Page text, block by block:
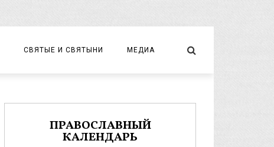
СВЯТЫЕ И СВЯТЫНИ МЕДИА
ФОТО
ПРАВОСЛАВНЫЙ
КАЛЕНДАРЬ